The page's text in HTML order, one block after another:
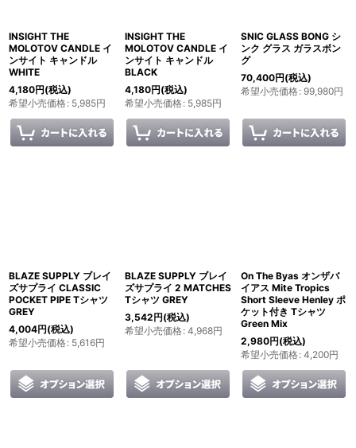
INSIGHT THE
MOLOTOV CANDLE イ
ンサイト キャンドル
WHITE
4,180円(税込)
希望小売価格: 5,985円
INSIGHT THE
MOLOTOV CANDLE イ
ンサイト キャンドル
BLACK
4,180円(税込)
希望小売価格: 5,985円
SNIC GLASS BONG シ
ンク グラス ガラスボン
グ
70,400円(税込)
希望小売価格: 99,980円
BLAZE SUPPLY ブレイ
ズサプライ CLASSIC
POCKET PIPE Tシャツ
GREY
4,004円(税込)
希望小売価格: 5,616円
BLAZE SUPPLY ブレイ
ズサプライ 2 MATCHES
Tシャツ GREY
3,542円(税込)
希望小売価格: 4,968円
On The Byas オンザバ
イアス Mite Tropics
Short Sleeve Henley ポ
ケット付き Tシャツ
Green Mix
2,980円(税込)
希望小売価格: 4,200円